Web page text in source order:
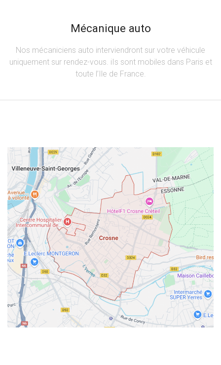
Mécanique auto
Nos mécaniciens auto interviendront sur votre véhicule
uniquement sur rendez-vous. iIs sont mobiles dans Paris et
toute l’Ile de France.